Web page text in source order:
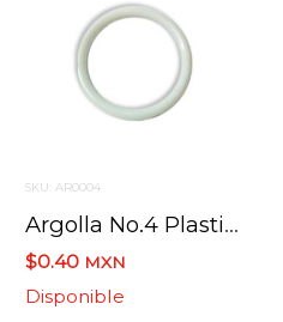
SKU: AR0004
Argolla No.4 Plastico Blanco 4.8 Cm
$0.40 MXN
Disponible